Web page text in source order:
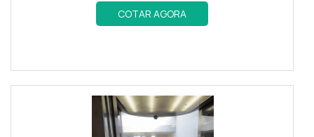
Elevadores Village, você tem a certeza de um
serviço de qualidade, realizado por profissionais
Manter os elevadores em perfeito estado é crucial
para evitar acidentes e paradas indesejadas. A
COTAR AGORA